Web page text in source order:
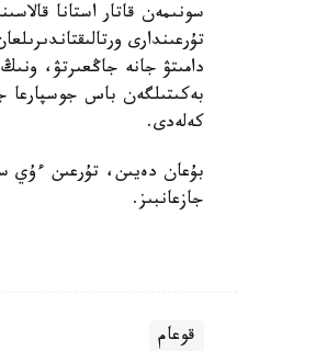
سونىمەن قاتار استانا
دامىتۋ جانە جاڭعىرتۋ،
بەكىتىلگەن باس جوسپارعا
كەلەدى.
بۇعان دەيىن، تۇرعىن ءۇي
جازعانبىز.
قوعام